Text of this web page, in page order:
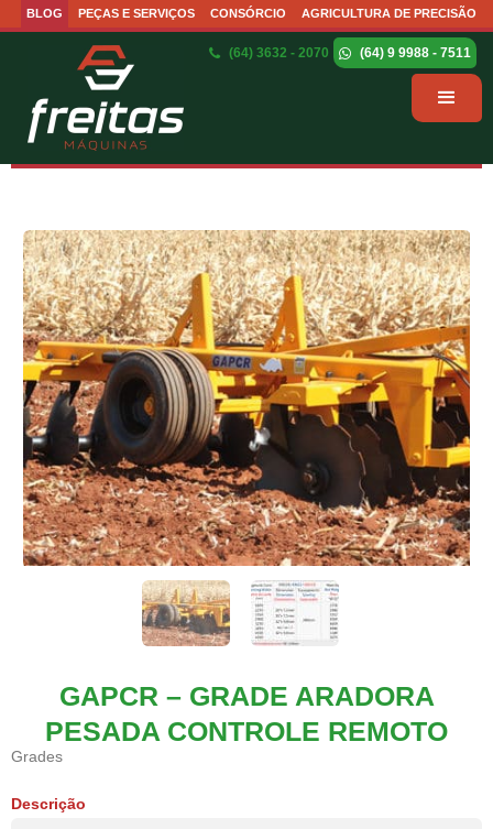
BLOG PEÇAS E SERVIÇOS CONSÓRCIO AGRICULTURA DE PRECISÃO
(64) 3632 - 2070 (64) 9 9988 - 7511
GAPCR – GRADE ARADORA
PESADA CONTROLE REMOTO
Grades
Descrição